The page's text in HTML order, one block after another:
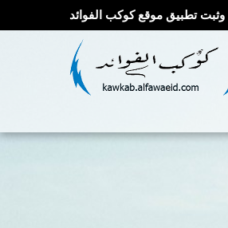
وثبت تطبيق موقع كوكب الفوائد